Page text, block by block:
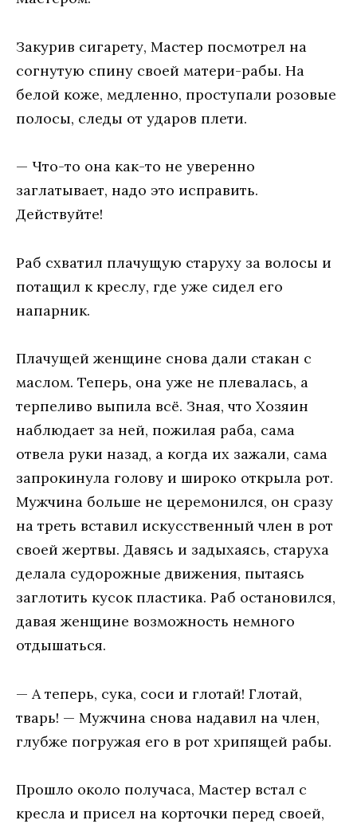
Закурив сигарету, Мастер посмотрел на
согнутую спину своей матери-рабы. На
белой коже, медленно, проступали розовые
полосы, следы от ударов плети.
— Что-то она как-то не уверенно
заглатывает, надо это исправить.
Действуйте!
Раб схватил плачущую старуху за волосы и
потащил к креслу, где уже сидел его
напарник.
Плачущей женщине снова дали стакан с
маслом. Теперь, она уже не плевалась, а
терпеливо выпила всё. Зная, что Хозяин
наблюдает за ней, пожилая раба, сама
отвела руки назад, а когда их зажали, сама
запрокинула голову и широко открыла рот.
Мужчина больше не церемонился, он сразу
на треть вставил искусственный член в рот
своей жертвы. Давясь и задыхаясь, старуха
делала судорожные движения, пытаясь
заглотить кусок пластика. Раб остановился,
давая женщине возможность немного
отдышаться.
— А теперь, сука, соси и глотай! Глотай,
тварь! — Мужчина снова надавил на член,
глубже погружая его в рот хрипящей рабы.
Прошло около получаса, Мастер встал с
кресла и присел на корточки перед своей,